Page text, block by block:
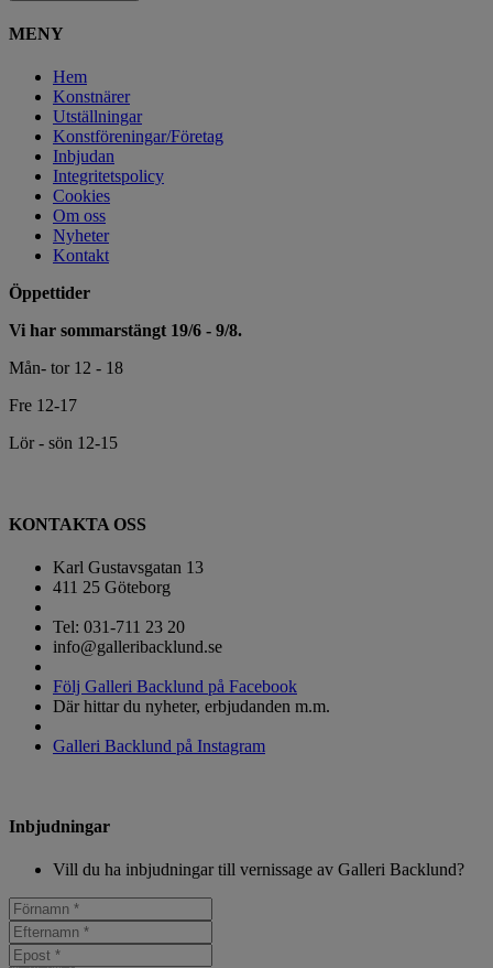
MENY
Hem
Konstnärer
Utställningar
Konstföreningar/Företag
Inbjudan
Integritetspolicy
Cookies
Om oss
Nyheter
Kontakt
Öppettider
Vi har sommarstängt 19/6 - 9/8.
Mån- tor 12 - 18
Fre 12-17
Lör - sön 12-15
KONTAKTA OSS
Karl Gustavsgatan 13
411 25 Göteborg
Tel: 031-711 23 20
info@galleribacklund.se
Följ Galleri Backlund på Facebook
Där hittar du nyheter, erbjudanden m.m.
Galleri Backlund på Instagram
Inbjudningar
Vill du ha inbjudningar till vernissage av Galleri Backlund?